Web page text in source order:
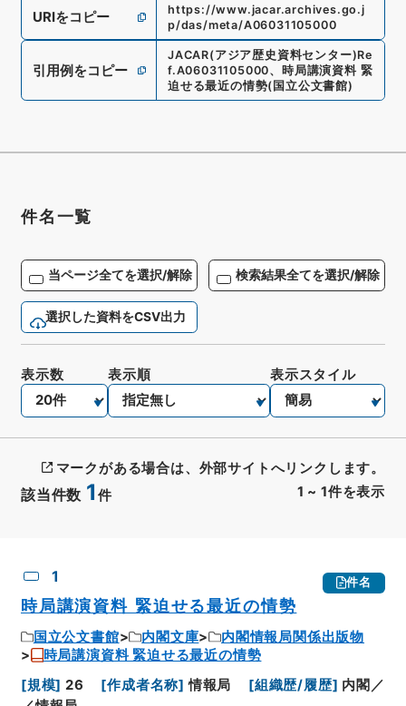
URIをコピー
https://www.jacar.archives.go.j
p/das/meta/A06031105000
引用例をコピー
JACAR(アジア歴史資料センター)Re
f.A06031105000、 時局講演資料 緊
迫せる最近の情勢( 国立公文書館)
件名一覧
当ページ全てを選択/解除 検索結果全てを選択/解除
選択した資料をCSV出力
該当件数 1 件 1 ~ 1件を表示
表示数 表示順 表示スタイル
マークがある場合は、外部サイトへリンクします。
1 件名
時局講演資料 緊迫せる最近の情勢
国立公文書館 内閣文庫
内閣情報局関係出版物
時局講演資料 緊迫せる最近の情勢
[規模] 26 [作成者名称] 情報局 [組織歴/履歴] 内閣／